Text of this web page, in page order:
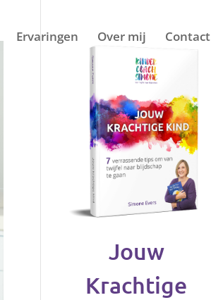
Ervaringen Over mij Contact
Jouw
Krachtige